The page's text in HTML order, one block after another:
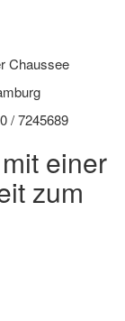
Chaussee
/ 7245689
einer
zum